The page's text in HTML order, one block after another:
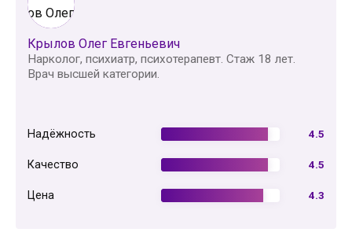
Крылов Олег Евгеньевич
Нарколог, психиатр, психотерапевт. Стаж 18 лет.
Врач высшей категории.
Надёжность 4.5
Качество 4.5
Цена 4.3